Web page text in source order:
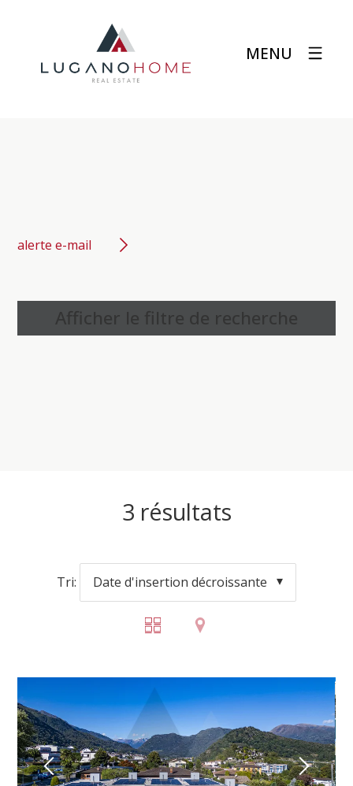
MENU
alerte e-mail
Afficher le filtre de recherche
3 résultats
Tri: Date d'insertion décroissante